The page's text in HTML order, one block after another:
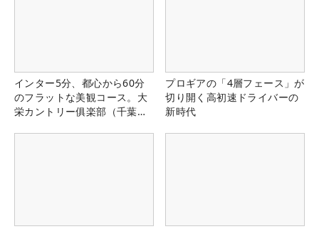
インター5分、都心から60分
のフラットな美観コース。大
栄カントリー俱楽部（千葉
プロギアの「4層フェース」が
切り開く高初速ドライバーの
新時代